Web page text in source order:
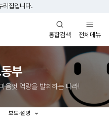
리집입니다.
통합검색
열기
전체메뉴
열기
부
음껏 역량을 발휘하는 나라!
보도·설명